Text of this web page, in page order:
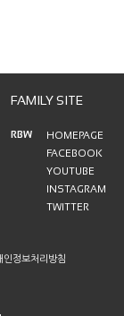
FAMILY SITE
RBW
HOMEPAGE
FACEBOOK
YOUTUBE
INSTAGRAM
TWITTER
인정보처리방침